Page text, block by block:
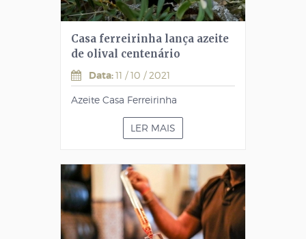
Casa ferreirinha lança azeite
de olival centenário
Data:11 / 10 / 2021
Azeite Casa Ferreirinha
LER MAIS